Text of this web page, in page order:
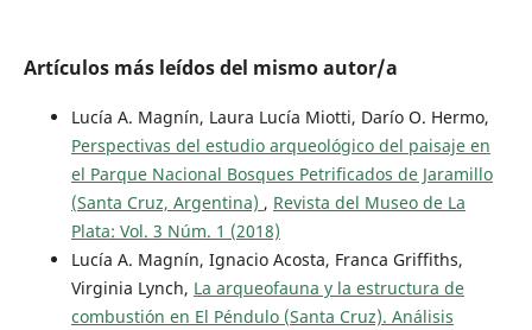
Artículos más leídos del mismo autor/a
Lucía A. Magnín, Laura Lucía Miotti, Darío O. Hermo,
Perspectivas del estudio arqueológico del paisaje en
el Parque Nacional Bosques Petrificados de Jaramillo
(Santa Cruz, Argentina) , Revista del Museo de La
Plata: Vol. 3 Núm. 1 (2018)
Lucía A. Magnín, Ignacio Acosta, Franca Griffiths,
Virginia Lynch, La arqueofauna y la estructura de
combustión en El Péndulo (Santa Cruz). Análisis